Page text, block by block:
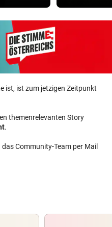
ist, ist zum jetzigen Zeitpunkt
themenrelevanten Story
.
das Community-Team per Mail